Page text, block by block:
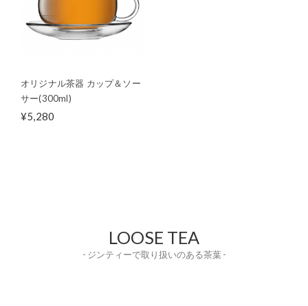
オリジナル茶器 カップ＆ソー
サー(300ml)
¥5,280
LOOSE TEA
- ジンティーで取り扱いのある茶葉 -